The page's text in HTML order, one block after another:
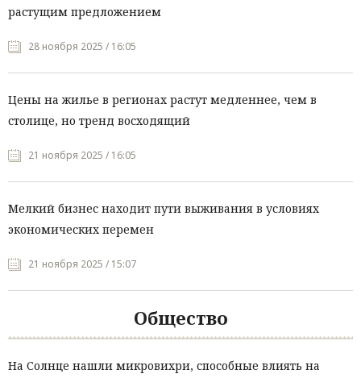
растущим предложением
28 ноября 2025 / 16:05
Цены на жилье в регионах растут медленнее, чем в
столице, но тренд восходящий
21 ноября 2025 / 16:05
Мелкий бизнес находит пути выживания в условиях
экономических перемен
21 ноября 2025 / 15:07
Общество
На Солнце нашли микровихри, способные влиять на